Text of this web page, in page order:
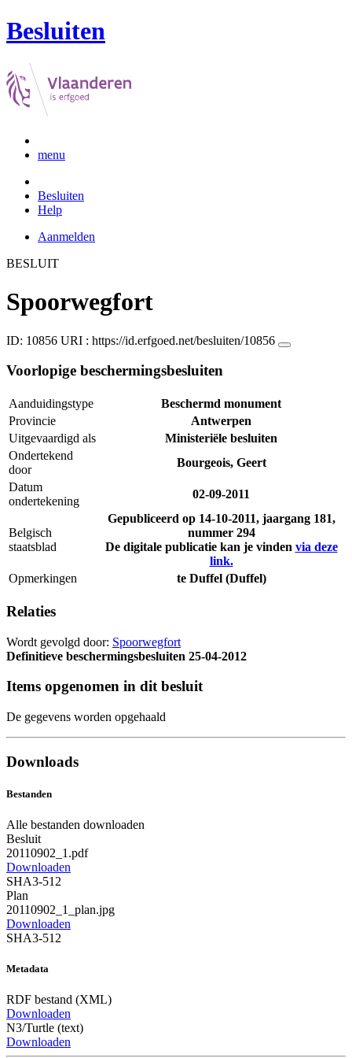
Besluiten
menu
Besluiten
Help
Aanmelden
BESLUIT
Spoorwegfort
ID: 10856 URI : https://id.erfgoed.net/besluiten/10856
Voorlopige beschermingsbesluiten
Aanduidingstype
Beschermd monument
Provincie
Antwerpen
Uitgevaardigd als
Ministeriële besluiten
Ondertekend
door
Bourgeois, Geert
Datum
ondertekening
02-09-2011
Belgisch
staatsblad
Gepubliceerd op 14-10-2011, jaargang 181,
nummer 294
De digitale publicatie kan je vinden via deze
link.
Opmerkingen
te Duffel (Duffel)
Relaties
Wordt gevolgd door: Spoorwegfort
Definitieve beschermingsbesluiten 25-04-2012
Items opgenomen in dit besluit
De gegevens worden opgehaald
Downloads
Bestanden
Alle bestanden downloaden
Besluit
20110902_1.pdf
Downloaden
SHA3-512
Plan
20110902_1_plan.jpg
Downloaden
SHA3-512
Metadata
RDF bestand (XML)
Downloaden
N3/Turtle (text)
Downloaden